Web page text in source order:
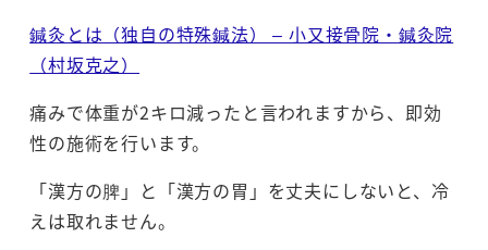
鍼灸とは（独自の特殊鍼法） – 小又接骨院・鍼灸院
（村坂克之）
痛みで体重が2キロ減ったと言われますから、即効
性の施術を行います。
「漢方の脾」と「漢方の胃」を丈夫にしないと、冷
えは取れません。